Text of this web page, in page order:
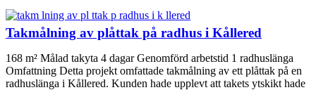
Takmålning av plåttak på radhus i Kållered
168 m² Målad takyta 4 dagar Genomförd arbetstid 1 radhuslänga
Omfattning Detta projekt omfattade takmålning av ett plåttak på en
radhuslänga i Kållered. Kunden hade upplevt att takets ytskikt hade